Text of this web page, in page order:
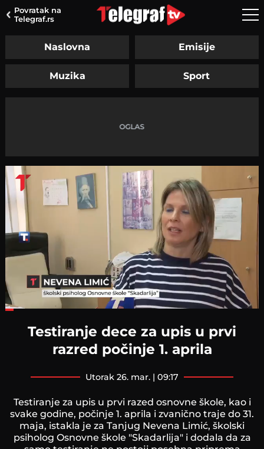
Povratak na
Telegraf.rs
Naslovna Emisije
Muzika Sport
Testiranje dece za upis u prvi
razred počinje 1. aprila
utorak 26. mar. | 09:17
Testiranje za upis u prvi razed osnovne škole, kao i
svake godine, počinje 1. aprila i zvanično traje do 31.
maja, istakla je za Tanjug Nevena Limić, školski
psiholog Osnovne škole "Skadarlija" i dodala da za